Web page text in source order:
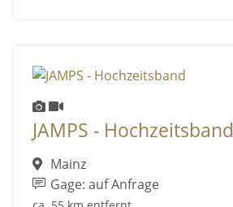
JAMPS - Hochzeitsband
Mainz
Gage: auf Anfrage